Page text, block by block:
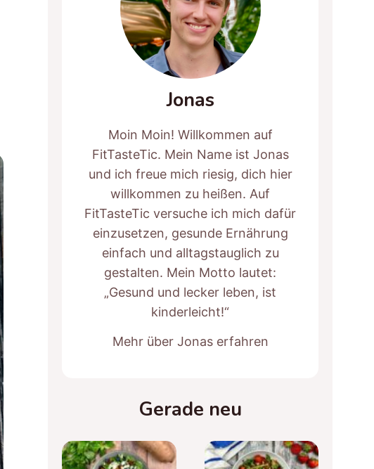
Jonas
Moin Moin! Willkommen auf
FitTasteTic. Mein Name ist Jonas
und ich freue mich riesig, dich hier
willkommen zu heißen. Auf
FitTasteTic versuche ich mich dafür
einzusetzen, gesunde Ernährung
einfach und alltagstauglich zu
gestalten. Mein Motto lautet:
„Gesund und lecker leben, ist
kinderleicht!“
Mehr über Jonas erfahren
Gerade neu